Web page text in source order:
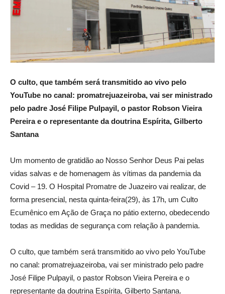
O culto, que também será transmitido ao vivo pelo
YouTube no canal: promatrejuazeiroba, vai ser ministrado
pelo padre José Filipe Pulpayil, o pastor Robson Vieira
Pereira e o representante da doutrina Espírita, Gilberto
Santana
Um momento de gratidão ao Nosso Senhor Deus Pai pelas
vidas salvas e de homenagem às vítimas da pandemia da
Covid – 19. O Hospital Promatre de Juazeiro vai realizar, de
forma presencial, nesta quinta-feira(29), às 17h, um Culto
Ecumênico em Ação de Graça no pátio externo, obedecendo
todas as medidas de segurança com relação à pandemia.
O culto, que também será transmitido ao vivo pelo YouTube
no canal: promatrejuazeiroba, vai ser ministrado pelo padre
José Filipe Pulpayil, o pastor Robson Vieira Pereira e o
representante da doutrina Espírita, Gilberto Santana.